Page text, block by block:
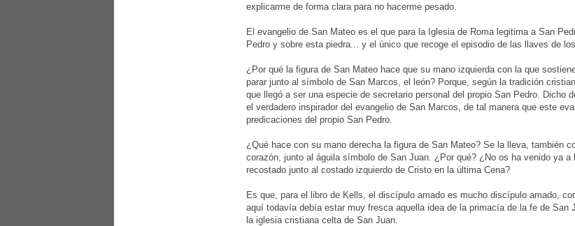
explicarme de forma clara para no hacerme pesado.
El evangelio de San Mateo es el que para la Iglesia de Roma legitima a San
Pedro y sobre esta piedra... y el único que recoge el episodio de las llaves de
¿Por qué la figura de San Mateo hace que su mano izquierda con la que
parar junto al símbolo de San Marcos, el león? Porque, según la tradición
que llegó a ser una especie de secretario personal del propio San Pedro. Dicho
el verdadero inspirador del evangelio de San Marcos, de tal manera que este
predicaciones del propio San Pedro.
¿Qué hace con su mano derecha la figura de San Mateo? Se la lleva, también
corazón, junto al águila símbolo de San Juan. ¿Por qué? ¿No os ha venido ya
recostado junto al costado izquierdo de Cristo en la última Cena?
Es que, para el libro de Kells, el discípulo amado es mucho discípulo amado,
aquí todavía debía estar muy fresca aquella idea de la primacía de la fe de San
la iglesia cristiana celta de San Juan.